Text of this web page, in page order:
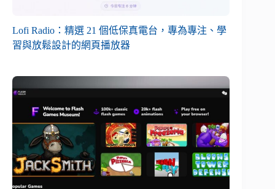
Lofi Radio：精選 21 個低保真電台，專為專注、學
習與放鬆設計的網頁播放器